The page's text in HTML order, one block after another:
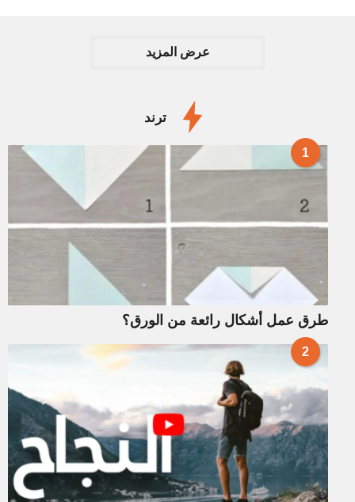
عرض المزيد
ترند
1
طرق عمل أشكال رائعة من الورق؟
2